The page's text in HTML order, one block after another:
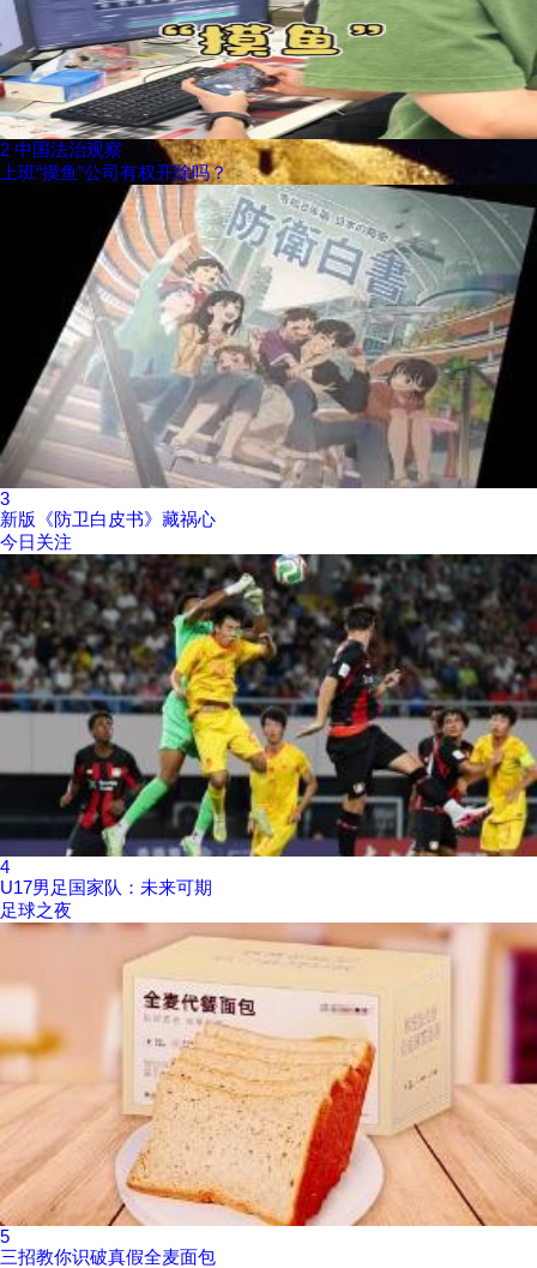
2 中国法治观察
上班“摸鱼”公司有权开除吗？
3
新版《防卫白皮书》藏祸心
今日关注
4
U17男足国家队：未来可期
足球之夜
5
三招教你识破真假全麦面包